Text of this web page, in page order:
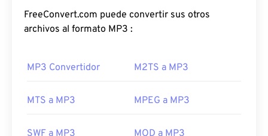
MP3 son los archivos de audio más utilizados por
los consumidores. Gracias a su pequeño tamaño y
y compartir.
¿Cómo abrir un archivo MP3?
FreeConvert.com puede convertir sus otros
archivos al formato MP3 :
MP3 Convertidor M2TS a MP3
MTS a MP3 MPEG a MP3